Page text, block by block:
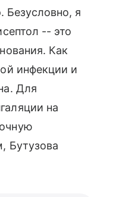
Безусловно, я
-- это
Как
инфекции и
Для
на
Бутузова